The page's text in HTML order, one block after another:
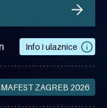
Info i ulaznice
ZAGREB 2026